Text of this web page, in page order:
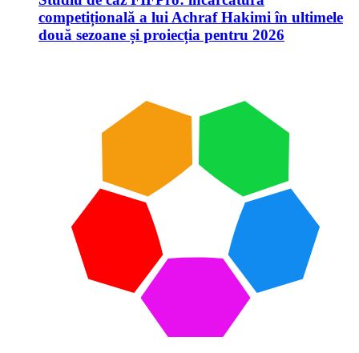
competițională a lui Achraf Hakimi în ultimele
două sezoane și proiecția pentru 2026